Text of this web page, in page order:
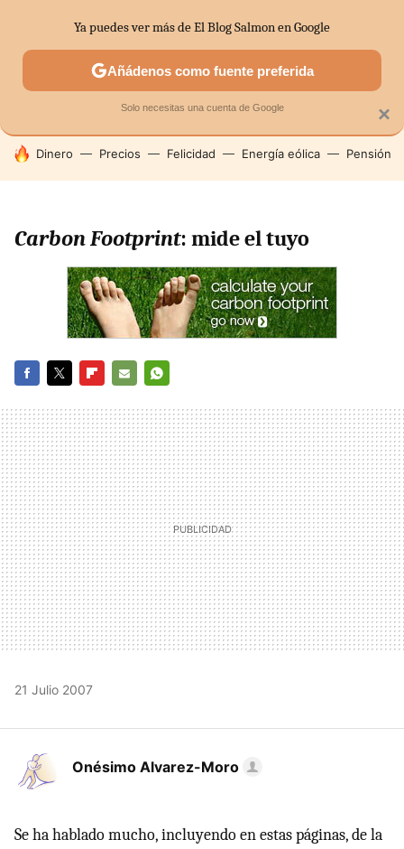
SECTORES ECONOMÍA DOMÉSTICA MERCADOS
HOY SE HABLA DE
Dinero Precios Felicidad Energía eólica Pensión
Carbon Footprint: mide el tuyo
MAIL
21 Julio 2007
Onésimo Alvarez-Moro
Se ha hablado mucho, incluyendo en estas páginas, de la
×
Ya puedes ver más de El Blog Salmon en Google
Añádenos como fuente preferida
Solo necesitas una cuenta de Google